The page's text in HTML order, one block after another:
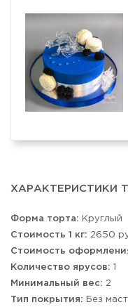
ХАРАКТЕРИСТИКИ
Форма торта: Круглый
Стоимость 1 кг: 2650
Стоимость
Количество ярусов: 1
Минимальный вес: 2
Тип покрытия: Без